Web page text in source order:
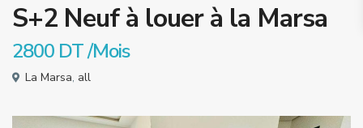
S+2 Neuf à louer à la Marsa
2800 DT/Mois
La Marsa, all